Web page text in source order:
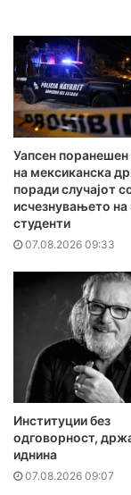
Уапсен поранешен
на мексиканска
поради случајот
исчезнувањето на
студенти
07.08.2026 09:33
Институции без
одговорност,
иднина
07.08.2026 09:07